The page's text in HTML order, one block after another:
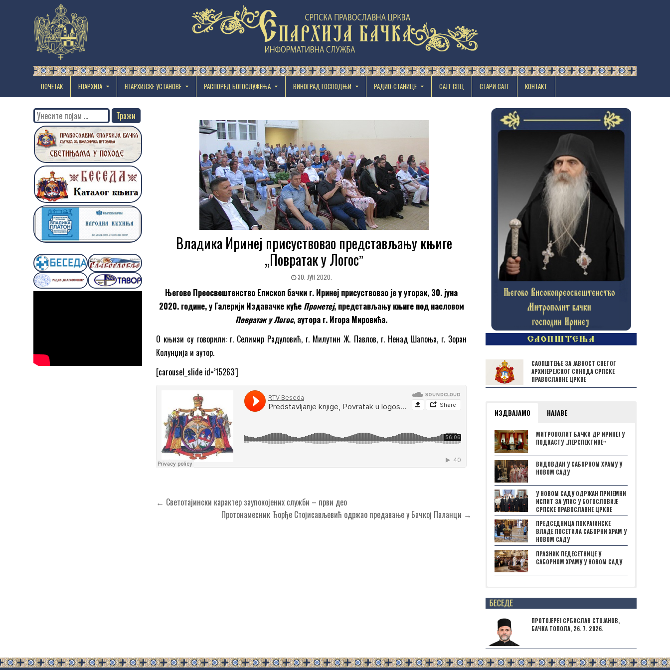
ПОЧЕТАК ЕПАРХИЈА EПАРХИЈСКЕ УСТАНОВЕ РАСПОРЕД БОГОСЛУЖЕЊА ВИНОГРАД ГОСПОДЊИ РАДИО-СТАНИЦЕ САЈТ СПЦ СТАРИ САЈТ КОНТАКТ
Владика Иринеј присуствовао представљању књиге
„Повратак у Логосˮ
30. ЈУН 2020.
Његово Преосвештенство Епископ бачки г. Иринеј присуствовао је у уторак, 30. јуна
2020. године, у Галерији Издавачке куће Прометеј, представљању књиге под насловом
Повратак у Логос, аутора г. Игора Мировића.
О књизи су говорили: г. Селимир Радуловић, г. Милутин Ж. Павлов, г. Ненад Шапоња, г. Зоран
Колунџија и аутор.
[carousel_slide id=’15263′]
Кретање
← Светотајински карактер заупокојених служби – први део
Протонамесник Ђорђе Стојисављевић одржао предавање у Бачкој Паланци →
Search
for:
САОПШТЕЊЕ ЗА ЈАВНОСТ СВЕТОГ
АРХИЈЕРЕЈСКОГ СИНОДА СРПСКЕ
ПРАВОСЛАВНЕ ЦРКВЕ
ИЗДВАЈАМО НАЈАВЕ
МИТРОПОЛИТ БАЧКИ ДР ИРИНЕЈ У
ПОДКАСТУ „ПЕРСПЕКТИВЕˮ
ВИДОВДАН У САБОРНОМ ХРАМУ У
НОВОМ САДУ
У НОВОМ САДУ ОДРЖАН ПРИЈЕМНИ
ИСПИТ ЗА УПИС У БОГОСЛОВИЈЕ
СРПСКЕ ПРАВОСЛАВНЕ ЦРКВЕ
ПРЕДСЕДНИЦА ПОКРАЈИНСКЕ
ВЛАДЕ ПОСЕТИЛА САБОРНИ ХРАМ У
НОВОМ САДУ
ПРАЗНИК ПЕДЕСЕТНИЦЕ У
САБОРНОМ ХРАМУ У НОВОМ САДУ
Posts not found
ПРОТОЈЕРЕЈ СРБИСЛАВ СТОЈАНОВ,
БАЧКА ТОПОЛА, 26. 7. 2026.